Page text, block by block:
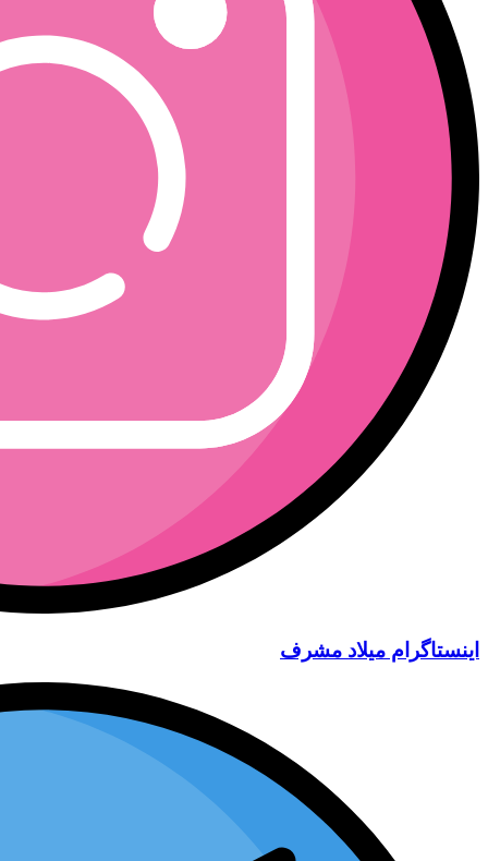
اینستاگرام میلاد مشرف